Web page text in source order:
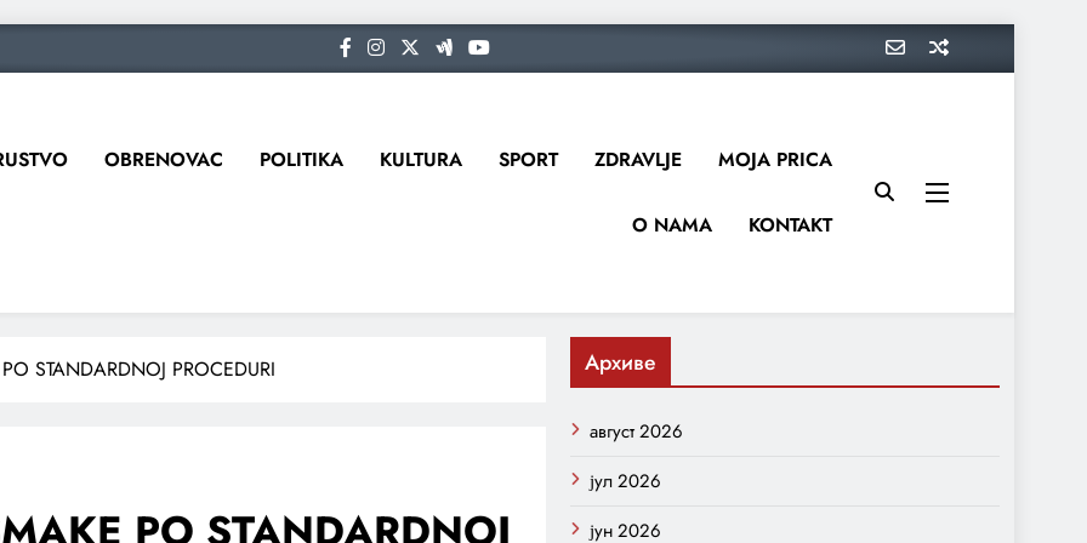
OBRENOVAC POLITIKA KULTURA SPORT ZDRAVLJE MOJA PRICA
O NAMA KONTAKT
STANDARDNOJ PROCEDURI Архиве
август 2026
јул 2026
јун 2026